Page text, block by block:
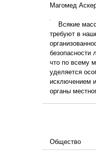
Магомед
Всякие
требуют в
безопасности
что по всему
уделяется
исключением
органы
Общество